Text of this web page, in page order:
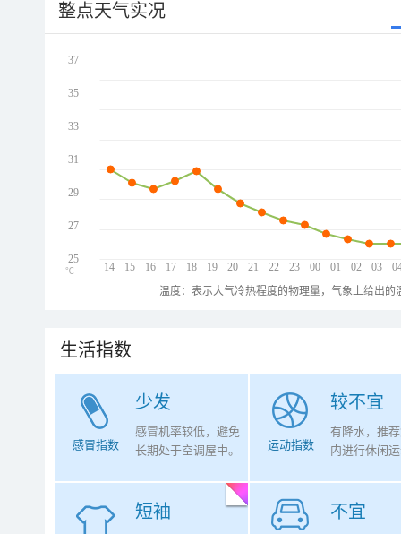
整点天气实况
14 15 16 17 18 19 20 21 22 23 00 01 02 03
37
35
33
31
29
27
25
℃
温度：表示大气冷热程度的物理量，气象上给出
生活指数
少发
感冒指数
感冒机率较低，避免
长期处于空调屋中。
较不宜
运动指数
有降水，推
内进行休闲
短袖 不宜